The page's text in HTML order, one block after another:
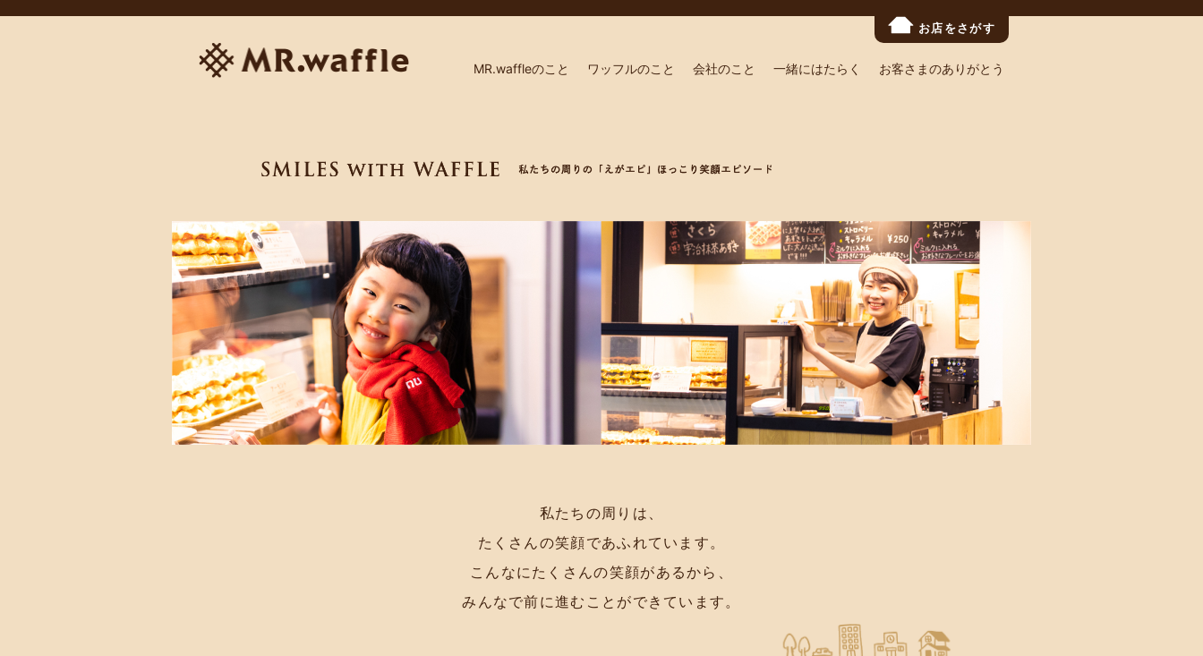
お店をさがす
MR.waffleのこと ワッフルのこと 会社のこと 一緒にはたらく お客さまのありがとう
私たちの周りは、
たくさんの笑顔であふれています。
こんなにたくさんの笑顔があるから、
みんなで前に進むことができています。